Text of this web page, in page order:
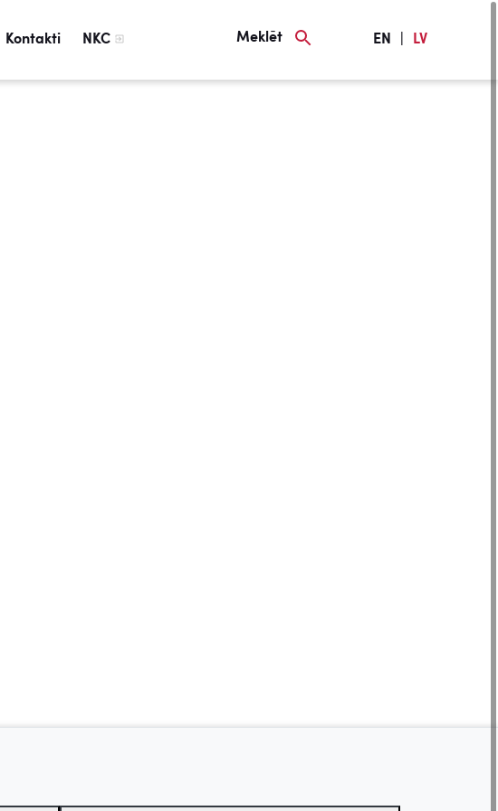
Kontakti NKC Meklēt EN LV